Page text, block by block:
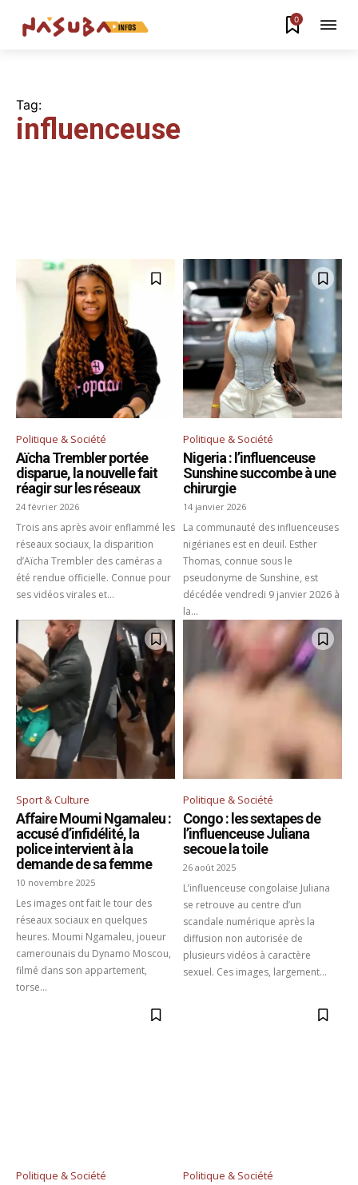
0
Tag:
influenceuse
Politique & Société
Aïcha Trembler portée
disparue, la nouvelle fait
réagir sur les réseaux
24 février 2026
Trois ans après avoir enflammé les
réseaux sociaux, la disparition
d’Aïcha Trembler des caméras a
été rendue officielle. Connue pour
ses vidéos virales et...
Politique & Société
Nigeria : l’influenceuse
Sunshine succombe à une
chirurgie
14 janvier 2026
La communauté des influenceuses
nigérianes est en deuil. Esther
Thomas, connue sous le
pseudonyme de Sunshine, est
décédée vendredi 9 janvier 2026 à
la...
Sport & Culture
Affaire Moumi Ngamaleu :
accusé d’infidélité, la
police intervient à la
demande de sa femme
10 novembre 2025
Les images ont fait le tour des
réseaux sociaux en quelques
heures. Moumi Ngamaleu, joueur
camerounais du Dynamo Moscou,
filmé dans son appartement,
torse...
Politique & Société
Congo : les sextapes de
l’influenceuse Juliana
secoue la toile
26 août 2025
L’influenceuse congolaise Juliana
se retrouve au centre d’un
scandale numérique après la
diffusion non autorisée de
plusieurs vidéos à caractère
sexuel. Ces images, largement...
Politique & Société Politique & Société